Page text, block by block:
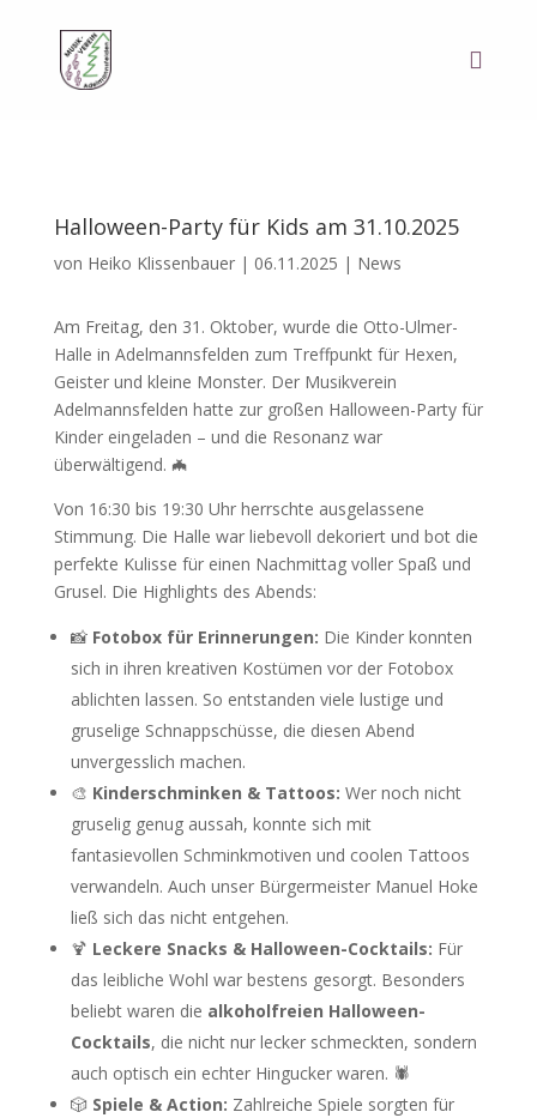
Halloween-Party für Kids am 31.10.2025
von Heiko Klissenbauer| 06.11.2025 | News
Am Freitag, den 31. Oktober, wurde die Otto-Ulmer-
Halle in Adelmannsfelden zum Treffpunkt für Hexen,
Geister und kleine Monster. Der Musikverein
Adelmannsfelden hatte zur großen Halloween-Party für
Kinder eingeladen – und die Resonanz war
überwältigend. 🦇
Von 16:30 bis 19:30 Uhr herrschte ausgelassene
Stimmung. Die Halle war liebevoll dekoriert und bot die
perfekte Kulisse für einen Nachmittag voller Spaß und
Grusel. Die Highlights des Abends:
📸 Fotobox für Erinnerungen: Die Kinder konnten
sich in ihren kreativen Kostümen vor der Fotobox
ablichten lassen. So entstanden viele lustige und
gruselige Schnappschüsse, die diesen Abend
unvergesslich machen.
🎨 Kinderschminken & Tattoos: Wer noch nicht
gruselig genug aussah, konnte sich mit
fantasievollen Schminkmotiven und coolen Tattoos
verwandeln. Auch unser Bürgermeister Manuel Hoke
ließ sich das nicht entgehen.
🍹 Leckere Snacks & Halloween-Cocktails: Für
das leibliche Wohl war bestens gesorgt. Besonders
beliebt waren die alkoholfreien Halloween-
Cocktails, die nicht nur lecker schmeckten, sondern
auch optisch ein echter Hingucker waren. 🕷️
🎲 Spiele & Action: Zahlreiche Spiele sorgten für